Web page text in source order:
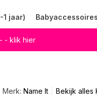
1 jaar) Babyaccessoires
- - klik hier
Merk: Name It Bekijk alles